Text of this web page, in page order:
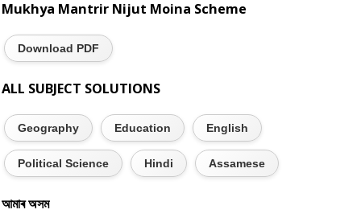
Mukhya Mantrir Nijut Moina Scheme
Download PDF
ALL SUBJECT SOLUTIONS
Geography Education English
Political Science Hindi Assamese
আমাৰ অসম